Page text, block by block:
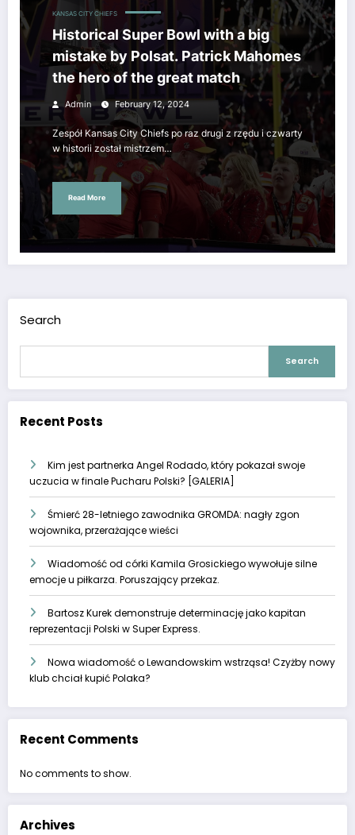
KANSAS CITY CHIEFS
Historical Super Bowl with a big
mistake by Polsat. Patrick Mahomes
the hero of the great match
Admin February 12, 2024
Zespół Kansas City Chiefs po raz drugi z rzędu i czwarty
w historii został mistrzem…
Read More
Search
Search
Recent Posts
Kim jest partnerka Angel Rodado, który pokazał swoje
uczucia w finale Pucharu Polski? [GALERIA]
Śmierć 28-letniego zawodnika GROMDA: nagły zgon
wojownika, przerażające wieści
Wiadomość od córki Kamila Grosickiego wywołuje silne
emocje u piłkarza. Poruszający przekaz.
Bartosz Kurek demonstruje determinację jako kapitan
reprezentacji Polski w Super Express.
Nowa wiadomość o Lewandowskim wstrząsa! Czyżby nowy
klub chciał kupić Polaka?
Recent Comments
No comments to show.
Archives